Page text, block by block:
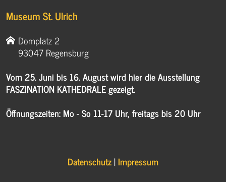
Museum St. Ulrich
Domplatz 2
93047 Regensburg
Vom 25. Juni bis 16. August wird hier die Ausstellung
FASZINATION KATHEDRALE gezeigt.
Öffnungszeiten: Mo - So 11-17 Uhr, freitags bis 20 Uhr
Datenschutz|Impressum